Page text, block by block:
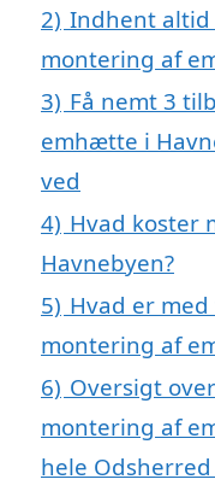
2) Indhent altid
montering af
3) Få nemt 3
emhætte i
ved
4) Hvad koster
Havnebyen?
5) Hvad er
montering af
6) Oversigt
montering af
hele